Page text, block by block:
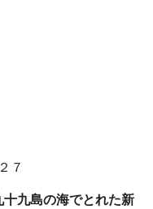
７
九島の海でとれた新